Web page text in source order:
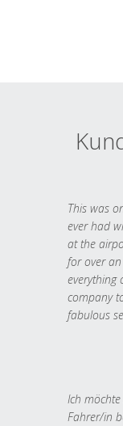
This was
ever had
at the
for over
everything
company
fabulous
Ich
Fahrer/in